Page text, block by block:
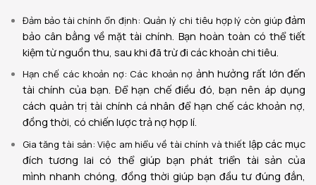
Đảm bảotài chính ổn định: Quản lý chi tiêu hợp lý còn giúpđảm
bảo cân bằng về mặt tài chính. Bạn hoàn toàn có thể tiết
kiệm từnguồn thu , sau khi đã trừ đi các khoản chi tiêu.
Hạn chế các khoản nợ: Các khoản nợ ảnh hưởng rất lớn đến
tài chính của bạn. Đểhạn chếđiều đó, bạn nên áp dụng
cách quản trị tài chính cá nhân để hạn chếcác khoản nợ,
đồng thời, có chiến lượctrả nợ hợp lí.
Gia tăng tài sản: Việc am hiểu về tài chính và thiết lập cácmục
đích tương lai có thể giúp bạn phát triển tài sản của
mình nhanh chóng, đồng thời giúp bạn đầu tư đúng đắn,